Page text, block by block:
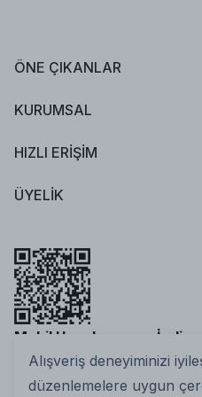
Alışveriş deneyiminizi
düzenlemelere uygun
ÖNE ÇIKANLAR
KURUMSAL
HIZLI ERİŞİM
ÜYELİK
Mobil Uygulamamızı